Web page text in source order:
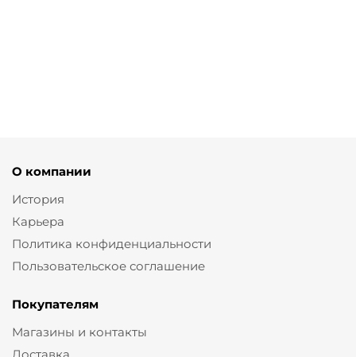
О компании
История
Карьера
Политика конфиденциальности
Пользовательское соглашение
Покупателям
Магазины и контакты